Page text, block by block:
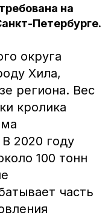
на
Петербурге.
округа
Хила,
региона. Вес
кролика
2020 году
100 тонн
часть